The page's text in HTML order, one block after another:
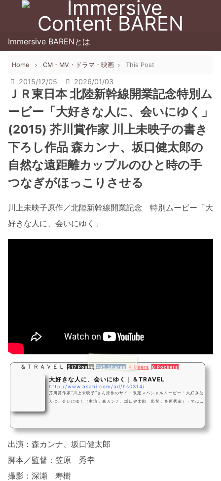
Immersive BARENとは
Home CM・MV・ドラマ・映画 This Post
2015/12/05 2026/01/03
ＪＲ東日本 北陸新幹線開業記念特別ム
ービー「大好きな人に、会いにゆく」
(2015) 芥川賞作家 川上未映子の書き
下ろし作品 森カンナ、坂口健太郎の
自然な遠距離カップルのひと時の手
つなぎがほっこりさせる
川上未映子原作／北陸新幹線開業記念 特別ムービー「大
好きな人に、会いにゆく」
＆ＴＲＡＶＥＬ 517 Posts 785 Shares 4 Users 8 Pockets
大好きな人に、会いにゆく｜＆TRAVEL
http://www.asahi.com/ad/hs0314/
芥川賞作家”川上未映子”さん原作のサイト限定スペシャルムービー「大好きな
人に、会いにゆく（主演：森カンナ、坂口健太郎 監督：笠原秀幸）」では、
出演：森カンナ、坂口健太郎
脚本／監督：笠原 秀幸
撮影：深瀬 寿樹